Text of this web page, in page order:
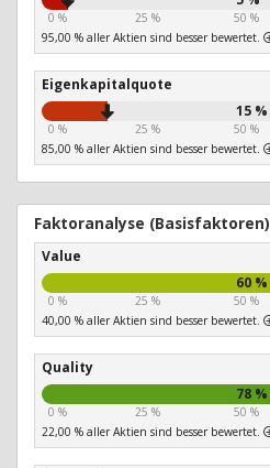
0 % 25 % 50 %
95,00 % aller Aktien sind besser bewertet.
Eigenkapitalquote
15 %
0 % 25 % 50 %
85,00 % aller Aktien sind besser bewertet.
Faktoranalyse (Basisfaktoren)
Value
60 %
0 % 25 % 50 %
40,00 % aller Aktien sind besser bewertet.
Quality
78 %
0 % 25 % 50 %
22,00 % aller Aktien sind besser bewertet.